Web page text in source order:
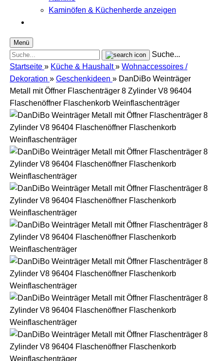
Kaminöfen & Küchenherde anzeigen
Menü
Suche...
Startseite » Küche & Haushalt » Wohnaccessoires /
Dekoration » Geschenkideen » DanDiBo Weinträger
Metall mit Öffner Flaschenträger 8 Zylinder V8 96404
Flaschenöffner Flaschenkorb Weinflaschenträger